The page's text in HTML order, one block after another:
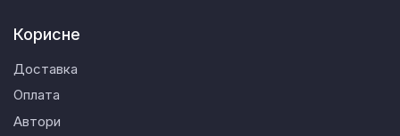
Корисне
Доставка
Оплата
Автори